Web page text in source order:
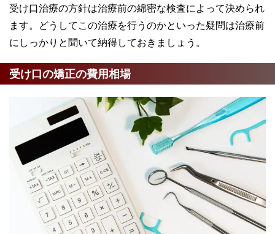
受け口治療の方針は治療前の綿密な検査によって決められ
ます。どうしてこの治療を行うのかといった疑問は治療前
にしっかりと聞いて納得しておきましょう。
受け口の矯正の費用相場